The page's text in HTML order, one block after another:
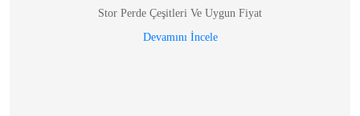
Stor Perde Çeşitleri Ve Uygun Fiyat
Devamını İncele